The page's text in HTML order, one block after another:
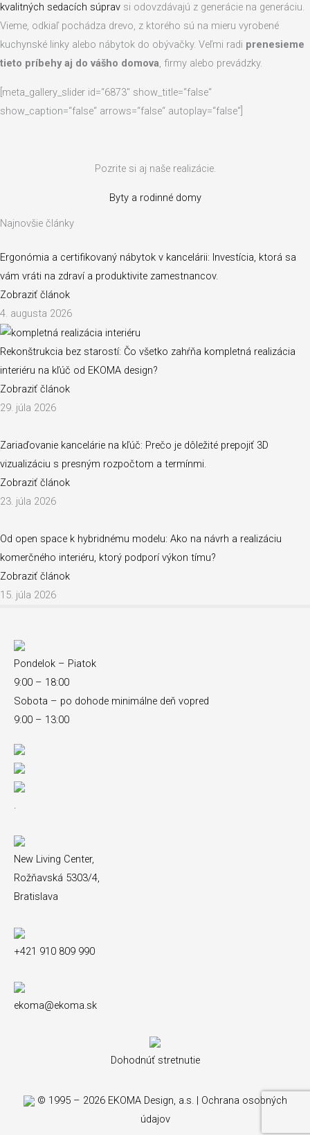
kvalitných sedacích súprav si odovzdávajú z generácie na generáciu.
Vieme, odkiaľ pochádza drevo, z ktorého sú na mieru vyrobené
kuchynské linky alebo nábytok do obývačky. Veľmi radi prenesieme
tieto príbehy aj do vášho domova, firmy alebo prevádzky.
[meta_gallery_slider id=“6873″ show_title=“false“
show_caption=“false“ arrows=“false“ autoplay=“false“]
Pozrite si aj naše realizácie.
Byty a rodinné domy
Najnovšie články
Ergonómia a certifikovaný nábytok v kancelárii: Investícia, ktorá sa
vám vráti na zdraví a produktivite zamestnancov.
Zobraziť článok
4. augusta 2026
Rekonštrukcia bez starostí: Čo všetko zahŕňa kompletná realizácia
interiéru na kľúč od EKOMA design?
Zobraziť článok
29. júla 2026
Zariaďovanie kancelárie na kľúč: Prečo je dôležité prepojiť 3D
vizualizáciu s presným rozpočtom a termínmi.
Zobraziť článok
23. júla 2026
Od open space k hybridnému modelu: Ako na návrh a realizáciu
komerčného interiéru, ktorý podporí výkon tímu?
Zobraziť článok
15. júla 2026
Pondelok – Piatok
9:00 – 18:00
Sobota – po dohode minimálne deň vopred
9:00 – 13:00
New Living Center,
Rožňavská 5303/4,
Bratislava
+421 910 809 990
ekoma@ekoma.sk
Dohodnúť stretnutie
© 1995 – 2026 EKOMA Design, a.s. | Ochrana osobných
údajov